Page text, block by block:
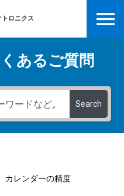
ロニクス
あるご質問
Search
カレンダーの精度